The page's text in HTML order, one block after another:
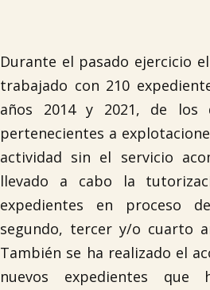
Durante el pasado ejercicio
trabajado con 210
años 2014 y 2021, de los
pertenecientes a
actividad sin el servicio
llevado a cabo la
expedientes en proceso
segundo, tercer y/o cuarto
También se ha realizado el
nuevos expedientes que